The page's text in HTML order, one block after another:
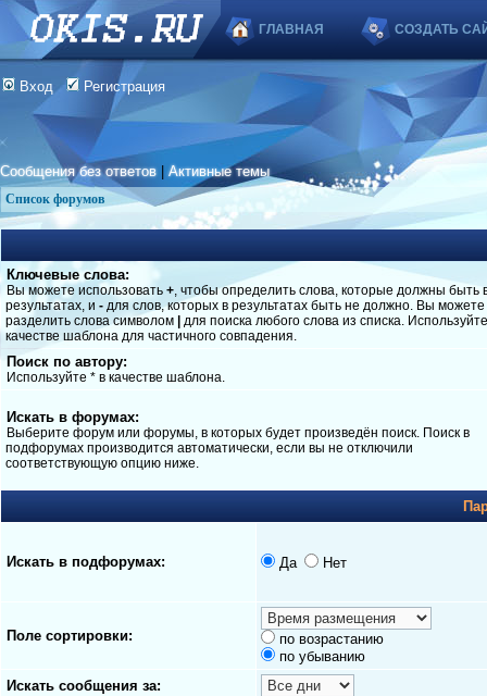
ГЛАВНАЯ СОЗДАТЬ
Вход Регистрация
Сообщения без ответов |Активные темы
Список форумов
Ключевые слова:
Вы можете использовать +, чтобы определить слова, которые должны быть
результатах, и - для слов, которых в результатах быть не должно. Вы можете
разделить слова символом
для поиска любого слова из списка.
качестве шаблона для частичного совпадения.
Поиск по автору:
Используйте * в качестве шаблона.
Искать в форумах:
Выберите форум или форумы, в которых будет произведён поиск. Поиск в
подфорумах производится автоматически, если вы не отключили
соответствующую опцию ниже.
Искать в подфорумах: Да Нет
Поле сортировки:
по возрастанию
по убыванию
Искать сообщения за: